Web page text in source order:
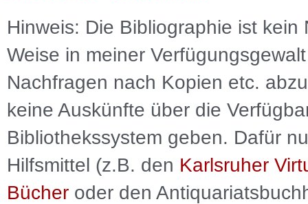
Hinweis: Die Bibliographie ist kein
Weise in meiner
Nachfragen nach Kopien etc.
keine Auskünfte über die
Bibliothekssystem geben. Dafür
Hilfsmittel (z.B. den Karlsruher
Bücher oder den